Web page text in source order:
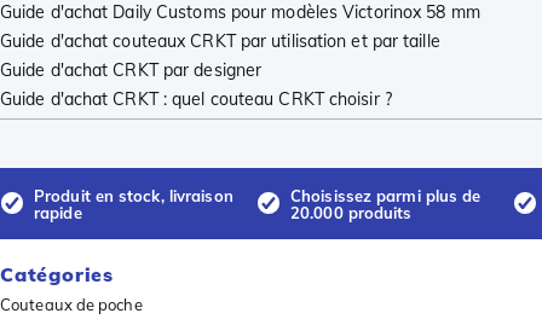
Guide d'achat Daily Customs pour modèles Victorinox 58 mm
Guide d'achat couteaux CRKT par utilisation et par taille
Guide d'achat CRKT par designer
Guide d'achat CRKT : quel couteau CRKT choisir ?
Produit en stock, livraison
rapide
Choisissez parmi plus de
20.000 produits
Catégories
Couteaux de poche